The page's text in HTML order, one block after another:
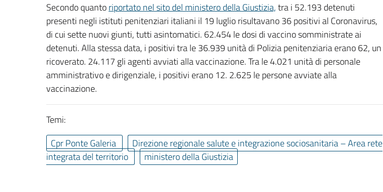
Secondo quantoriportato nel sito del ministero della Giustizia,tra i 52.193 detenuti
presenti negli istituti penitenziari italiani il 19 luglio risultavano 36 positivi al Coronavirus,
di cui sette nuovi giunti, tutti asintomatici. 62.454 le dosi di vaccino somministrate ai
detenuti. Alla stessa data, i positivi tra le 36.939 unità di Polizia penitenziaria erano 62, un
ricoverato. 24.117 gli agenti avviati alla vaccinazione. Tra le 4.021 unità di personale
amministrativo e dirigenziale, i positivi erano 12. 2.625 le persone avviate alla
vaccinazione.
Temi:
Cpr Ponte Galeria
Direzione regionale salute e integrazione sociosanitaria – Area rete
integrata del territorio
ministero della Giustizia